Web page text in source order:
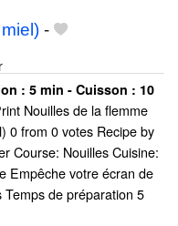
-
: 5 min - Cuisson : 10
Nouilles de la flemme
0 from 0 votes Recipe by
Course: Nouilles Cuisine:
Empêche votre écran de
de préparation 5